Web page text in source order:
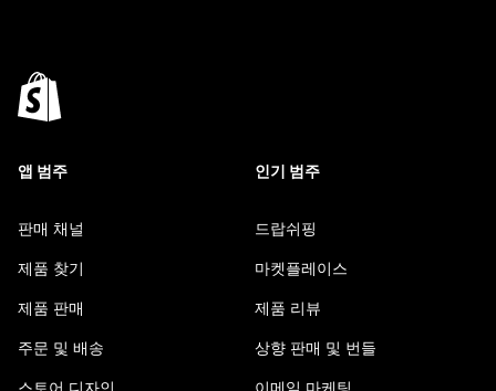
앱 범주
판매 채널
제품 찾기
제품 판매
주문 및 배송
인기 범주
드랍쉬핑
마켓플레이스
제품 리뷰
상향 판매 및 번들